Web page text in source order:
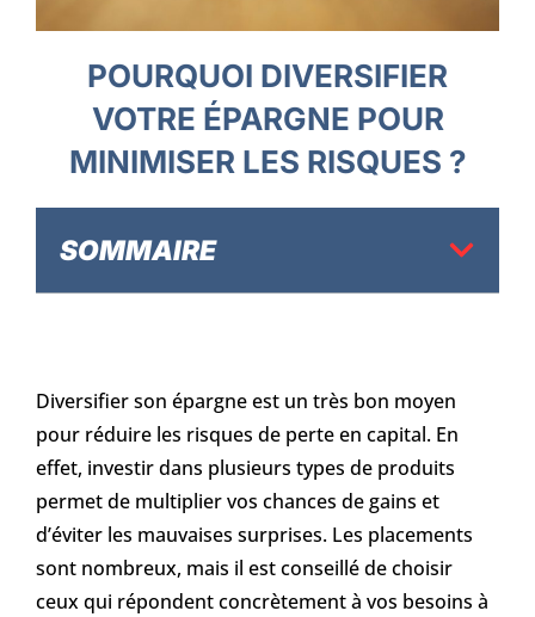
POURQUOI DIVERSIFIER
VOTRE ÉPARGNE POUR
MINIMISER LES RISQUES ?
SOMMAIRE
Diversifier son épargne est un très bon moyen
pour réduire les risques de perte en capital. En
effet, investir dans plusieurs types de produits
permet de multiplier vos chances de gains et
d’éviter les mauvaises surprises. Les placements
sont nombreux, mais il est conseillé de choisir
ceux qui répondent concrètement à vos besoins à